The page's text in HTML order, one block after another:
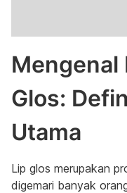
Mengenal
Glos:
Utama
Lip glos merupakan
digemari banyak